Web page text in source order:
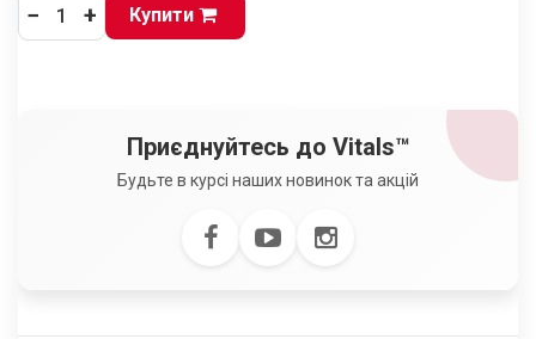
− + Купити
Приєднуйтесь до Vitals™
Будьте в курсі наших новинок та акцій